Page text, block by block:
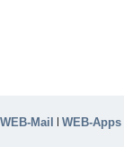
WEB-Mail | WEB-Apps